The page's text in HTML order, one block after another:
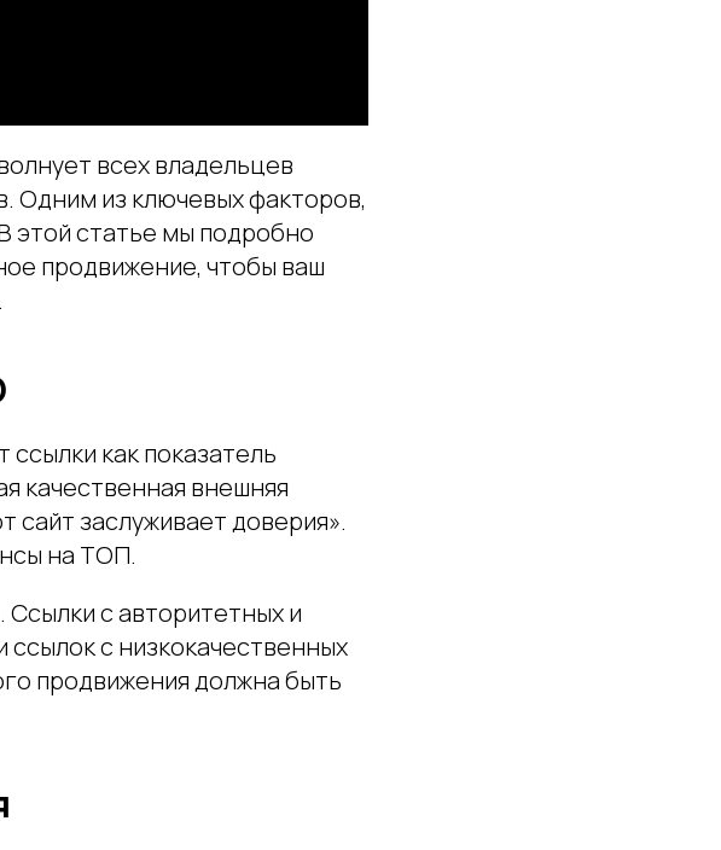
всех владельцев
Одним из ключевых факторов,
этой статье мы подробно
продвижение, чтобы ваш
как показатель
качественная внешняя
сайт заслуживает доверия».
на ТОП.
. Ссылки с авторитетных и
с низкокачественных
продвижения должна быть